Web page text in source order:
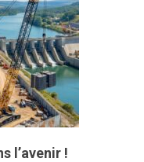
l’avenir !